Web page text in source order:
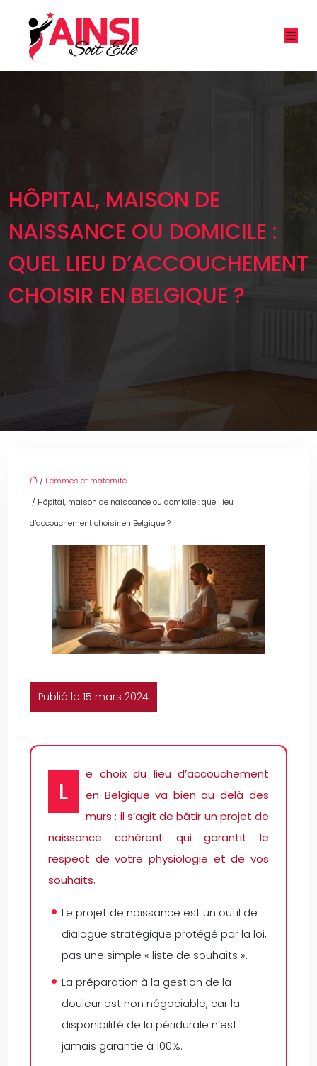
HÔPITAL, MAISON DE
NAISSANCE OU DOMICILE :
QUEL LIEU D’ACCOUCHEMENT
CHOISIR EN BELGIQUE ?
/ Femmes et maternité
/ Hôpital, maison de naissance ou domicile : quel lieu
d’accouchement choisir en Belgique ?
Publié le 15 mars 2024
L
e choix du lieu d’accouchement
en Belgique va bien au-delà des
murs : il s’agit de bâtir un projet de
naissance cohérent qui garantit le
respect de votre physiologie et de vos
souhaits.
Le projet de naissance est un outil de
dialogue stratégique protégé par la loi,
pas une simple « liste de souhaits ».
La préparation à la gestion de la
douleur est non négociable, car la
disponibilité de la péridurale n’est
jamais garantie à 100%.